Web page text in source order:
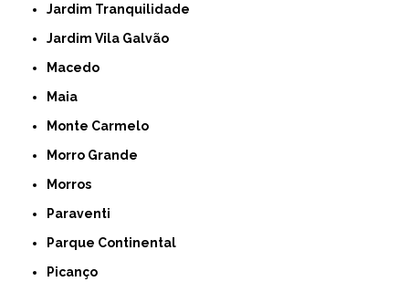
Jardim Tranquilidade
Jardim Vila Galvão
Macedo
Maia
Monte Carmelo
Morro Grande
Morros
Paraventi
Parque Continental
Picanço